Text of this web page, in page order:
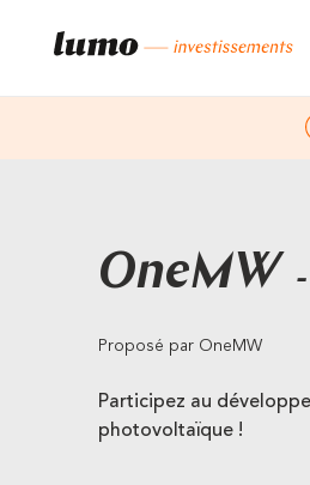
OneMW
Proposé par OneMW
Participez au
photovoltaïque !